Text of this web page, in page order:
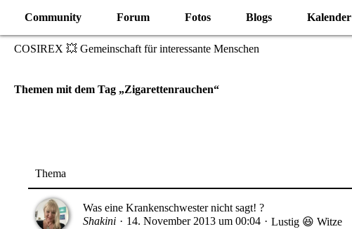
Community Forum Fotos Blogs Kalender
COSIREX 💥 Gemeinschaft für interessante Menschen
Themen mit dem Tag „Zigarettenrauchen“
Thema
Was eine Krankenschwester nicht sagt! ?
Shakini 14. November 2013 um 00:04 Lustig 😆 Witze